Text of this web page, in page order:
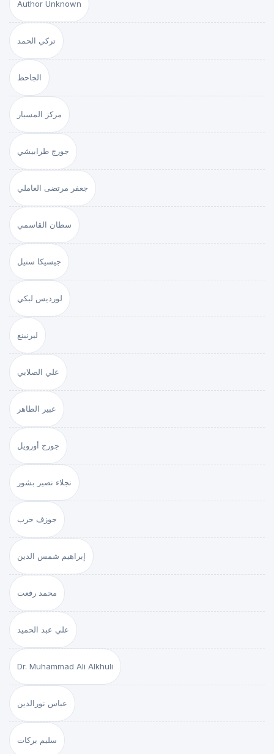
Author Unknown
تركي الحمد
الجاحظ
مركز المسبار
جورج طرابيشي
جعفر مرتضى العاملي
سطان القاسمي
جيسيكا ستيل
لورديس لبكي
ليرنينغ
علي الصلابي
عبير الطاهر
جورج أورويل
نجلاء نصير بشور
جوزف حرب
إبراهيم شمس الدين
محمد رفعت
علي عبد الحميد
Dr. Muhammad Ali Alkhuli
عباس نورالدين
سليم بركات